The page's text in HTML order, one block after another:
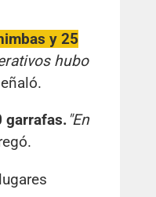
y 25
hubo
garrafas. "En